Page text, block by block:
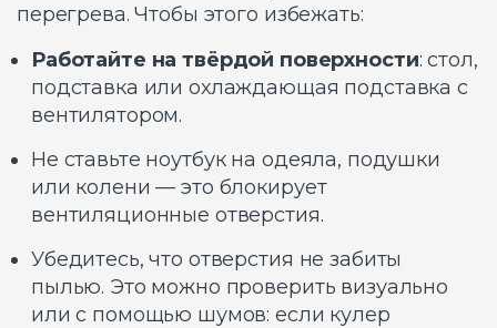
перегрева. Чтобы этого избежать:
Работайте на твёрдой поверхности: стол,
подставка или охлаждающая подставка с
вентилятором.
Не ставьте ноутбук на одеяла, подушки
или колени — это блокирует
вентиляционные отверстия.
Убедитесь, что отверстия не забиты
пылью. Это можно проверить визуально
или с помощью шумов: если кулер